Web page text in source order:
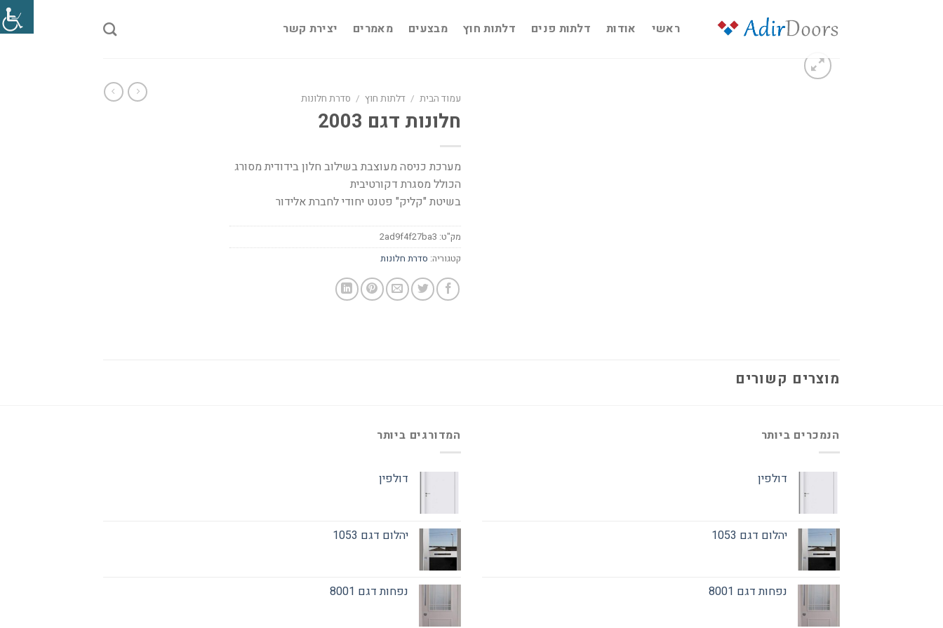
ראשי אודות דלתות פנים דלתות חוץ מבצעים מאמרים יצירת קשר
עמוד הבית / דלתות חוץ / סדרת חלונות
חלונות דגם 2003
מערכת כניסה מעוצבת בשילוב חלון בידודית מסורג
הכולל מסגרת דקורטיבית
בשיטת "קליק" פטנט יחודי לחברת אלידור
מק"ט: 2ad9f4f27ba3
קטגוריה: סדרת חלונות
מוצרים קשורים
הנמכרים ביותר
דולפין
יהלום דגם 1053
נפחות דגם 8001
המדורגים ביותר
דולפין
יהלום דגם 1053
נפחות דגם 8001